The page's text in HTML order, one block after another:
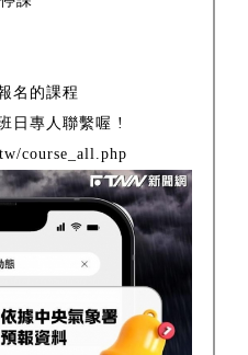
名的課程
日專人聯繫喔 !
course_all.php